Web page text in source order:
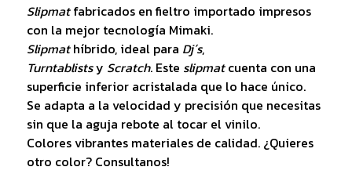
Slipmatfabricados en fieltro importado impresos
con la mejor tecnología Mimaki.
Slipmathíbrido, ideal para Dj´s,
Turntablistsy Scratch. Este slipmatcuenta con una
superficie inferior acristalada que lo hace único.
Se adapta a la velocidad y precisión que necesitas
sin que la aguja rebote al tocar el vinilo.
Colores vibrantes materiales de calidad. ¿Quieres
otro color? Consultanos!